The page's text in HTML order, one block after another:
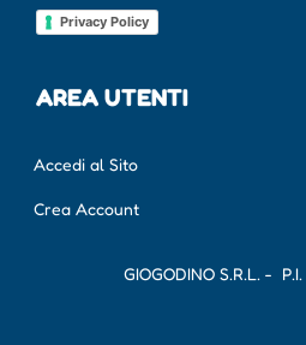
Privacy Policy
AREA UTENTI
Accedi al Sito
Crea Account
GIOGODINO S.R.L. - P.I.